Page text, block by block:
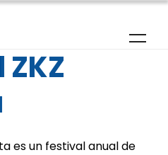
es un festival anual de